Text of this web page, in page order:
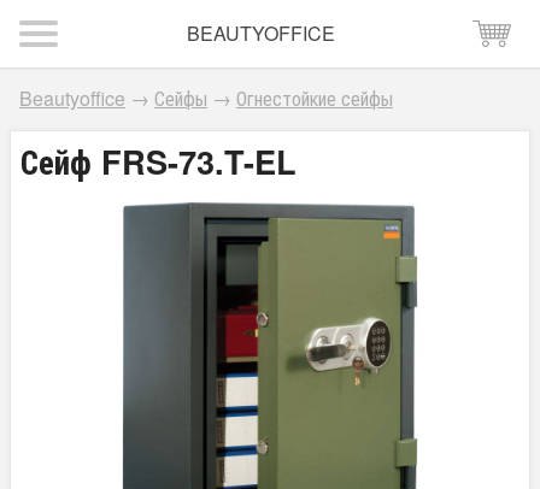
BEAUTYOFFICE
Beautyoffice → Сейфы → Огнестойкие сейфы
Сейф FRS-73.T-EL